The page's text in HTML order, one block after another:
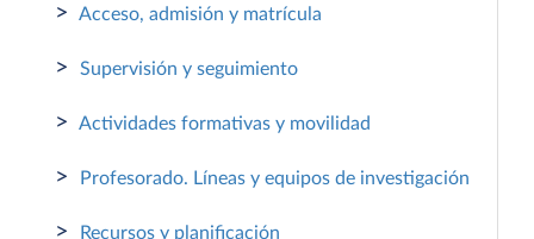
> Acceso, admisión y matrícula
> Supervisión y seguimiento
> Actividades formativas y movilidad
> Profesorado. Líneas y equipos de investigación
> Recursos y planificación